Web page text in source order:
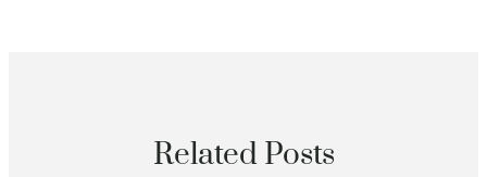
Related Posts